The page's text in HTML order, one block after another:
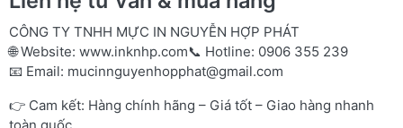
CÔNG TY TNHH MỰC IN NGUYỄN HỢP PHÁT
🌐 Website: www.inknhp.com📞 Hotline: 0906 355 239
📧 Email: mucinnguyenhopphat@gmail.com
👉 Cam kết: Hàng chính hãng – Giá tốt – Giao hàng nhanh
toàn quốc.